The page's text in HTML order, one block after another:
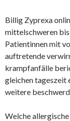
Billig Zyprexa
mittelschweren bis
Patientinnen mit
auftretende
krampfanfälle
gleichen tageszeit
weitere
Welche